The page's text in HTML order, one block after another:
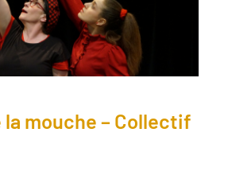
la mouche – Collectif